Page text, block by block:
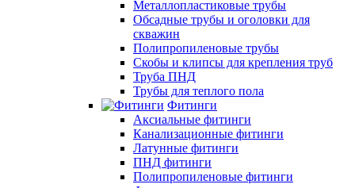
Металлопластиковые трубы
Обсадные трубы и оголовки для
скважин
Полипропиленовые трубы
Скобы и клипсы для крепления труб
Труба ПНД
Трубы для теплого пола
Фитинги
Аксиальные фитинги
Канализационные фитинги
Латунные фитинги
ПНД фитинги
Полипропиленовые фитинги